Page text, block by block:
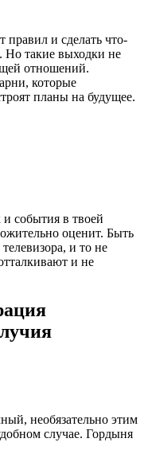
правил и сделать что-
Но такие выходки не
отношений.
которые
планы на будущее.
события в твоей
оценит. Быть
и то не
и не
необязательно этим
случае. Гордыня